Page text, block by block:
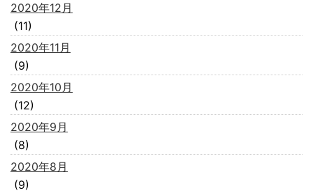
2020年12月
(11)
2020年11月
(9)
2020年10月
(12)
2020年9月
(8)
2020年8月
(9)